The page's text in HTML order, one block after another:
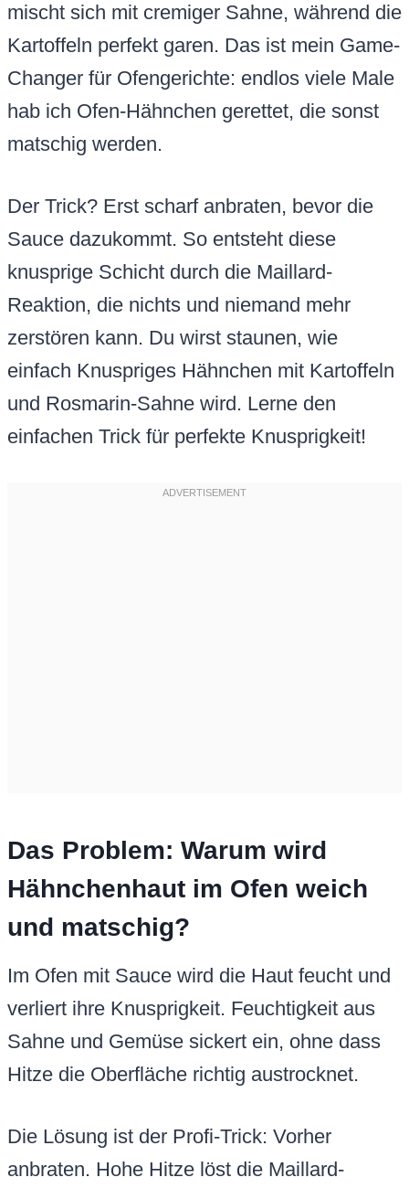
mischt sich mit cremiger Sahne, während die
Kartoffeln perfekt garen. Das ist mein Game-
Changer für Ofengerichte: endlos viele Male
hab ich Ofen-Hähnchen gerettet, die sonst
matschig werden.
Der Trick? Erst scharf anbraten, bevor die
Sauce dazukommt. So entsteht diese
knusprige Schicht durch die Maillard-
Reaktion, die nichts und niemand mehr
zerstören kann. Du wirst staunen, wie
einfach Knuspriges Hähnchen mit Kartoffeln
und Rosmarin-Sahne wird. Lerne den
einfachen Trick für perfekte Knusprigkeit!
Das Problem: Warum wird
Hähnchenhaut im Ofen weich
und matschig?
Im Ofen mit Sauce wird die Haut feucht und
verliert ihre Knusprigkeit. Feuchtigkeit aus
Sahne und Gemüse sickert ein, ohne dass
Hitze die Oberfläche richtig austrocknet.
Die Lösung ist der Profi-Trick: Vorher
anbraten. Hohe Hitze löst die Maillard-